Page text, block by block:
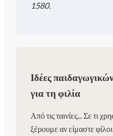
1580.
Ιδέες
για τη φιλία
Από τις ταινίες... Σε τι
ξέρουμε αν είμαστε